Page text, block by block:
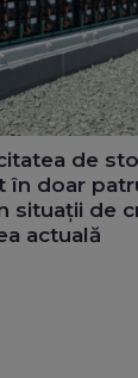
de
în doar
situații de
actuală